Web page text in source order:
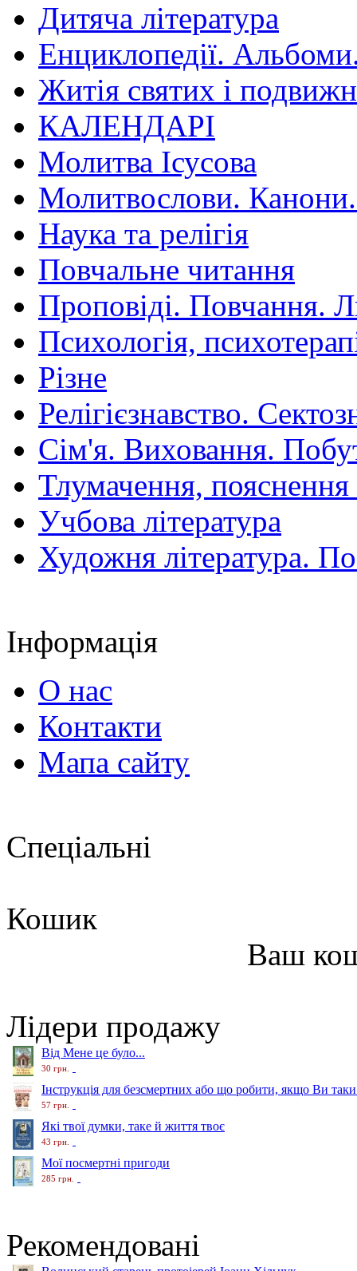
Дитяча література
Енциклопедії.
Житія святих і
КАЛЕНДАРІ
Молитва Ісусова
Молитвослови.
Наука та релігія
Повчальне читання
Проповіді. Повчання.
Психологія,
Різне
Релігієзнавство.
Сім'я. Виховання.
Тлумачення,
Учбова література
Художня література.
Інформація
О нас
Контакти
Мапа сайту
Спеціальні
Кошик
Ваш
Лідери продажу
Від Мене це було...
30 грн.
Інструкція для безсмертних або що робити, якщо Ви
57 грн.
Які твої думки, таке й життя твоє
43 грн.
Мої посмертні пригоди
285 грн.
Рекомендовані